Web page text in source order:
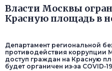
Власти Москвы
Красную площадь в
Департамент региональной
противодействия коррупции
доступ граждан на Красную
будет органичен из‑за